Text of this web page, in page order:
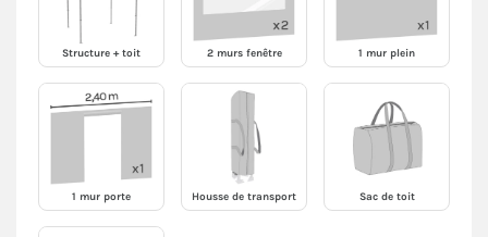
Structure + toit 2 murs fenêtre 1 mur plein
1 mur porte Housse de transport Sac de toit